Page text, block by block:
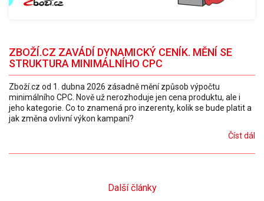
ZBOŽÍ.CZ ZAVÁDÍ DYNAMICKÝ CENÍK. MĚNÍ SE
STRUKTURA MINIMÁLNÍHO CPC
Zboží.cz od 1. dubna 2026 zásadně mění způsob výpočtu
minimálního CPC. Nově už nerozhoduje jen cena produktu, ale i
jeho kategorie. Co to znamená pro inzerenty, kolik se bude platit a
jak změna ovlivní výkon kampaní?
Číst dál
Další články